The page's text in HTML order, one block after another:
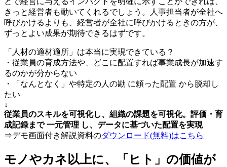
きっと経営者も動いてくれるでしょう。人事担当者が全社へ
呼びかけるよりも、経営者が全社に呼びかけるときの方が、
ずっとよい成果が期待できるはずです。
「人材の適材適所」は本当に実現できている？
・従業員の育成方法や、どこに配置すれば事業成長が加速す
るのかが分からない
・「なんとなく」や特定の人の勘 に頼った配置 から脱却し
たい
↓
従業員のスキルを可視化し、組織の課題を可視化。評価・育
成記録まで 一元管理 し、データに基づいた配置を実現
⇒デモ画面付き解説資料のダウンロード(無料)はこちら
モノやカネ以上に、「ヒト」の価値が